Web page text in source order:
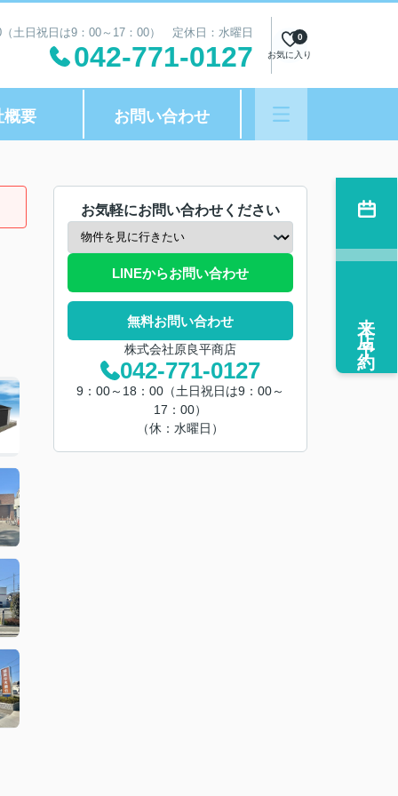
土日祝日は9：00～17：00） 定休日：水曜日
042-771-0127 お気に入り
0
概要 お問い合わせ
お気軽にお問い合わせください
LINEからお問い合わせ
無料お問い合わせ
株式会社原良平商店
042-771-0127
9：00～18：00（土日祝日は9：00～
17：00）
（休：水曜日）
来店予約